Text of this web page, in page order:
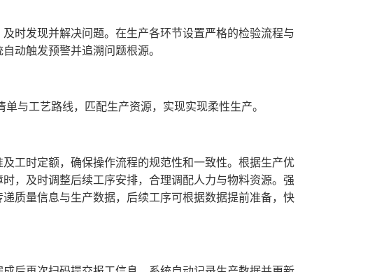
时发现并解决问题。在生产各环节设置严格的检验流程与
动触发预警并追溯问题根源。
与工艺路线，匹配生产资源，实现实现柔性生产。
工时定额，确保操作流程的规范性和一致性。根据生产优
，及时调整后续工序安排，合理调配人力与物料资源。强
质量信息与生产数据，后续工序可根据数据提前准备，快